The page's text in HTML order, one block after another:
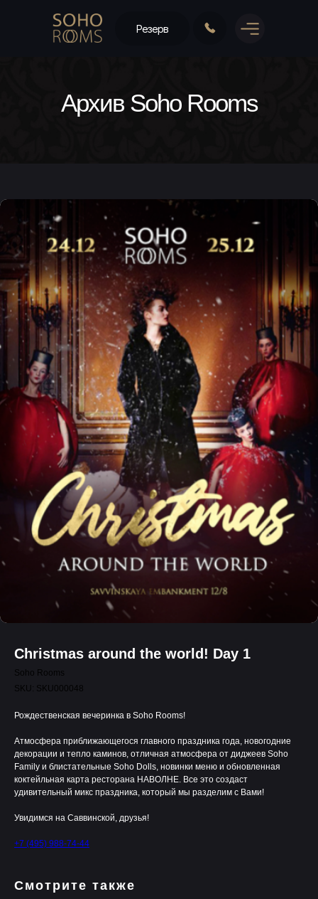
Резерв
Архив Soho Rooms
Christmas around the world! Day 1
Soho Rooms
SKU: SKU000048
Рождественская вечеринка в Soho Rooms!
Атмосфера приближающегося главного праздника года, новогодние
декорации и тепло каминов, отличная атмосфера от диджеев Soho
Family и блистательные Soho Dolls, новинки меню и обновленная
коктейльная карта ресторана НАВОЛНЕ. Все это создаст
удивительный микс праздника, который мы разделим с Вами!
Увидимся на Саввинской, друзья!
+7 (495) 988-74-44
Смотрите также